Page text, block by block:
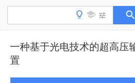
一种基于光电技术的超高压
置